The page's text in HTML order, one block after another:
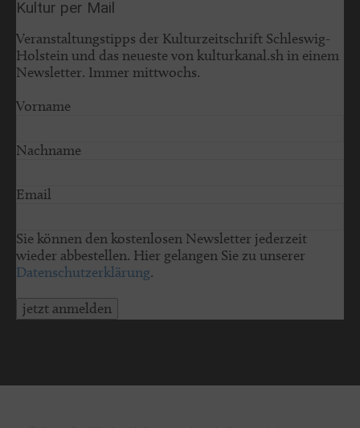
Kultur per Mail
Veranstaltungstipps der Kulturzeitschrift Schleswig-
Holstein und das neueste von kulturkanal.sh in einem
Newsletter. Immer mittwochs.
Vorname
Nachname
Email
Sie können den kostenlosen Newsletter jederzeit
wieder abbestellen. Hier gelangen Sie zu unserer
Datenschutzerklärung.
jetzt anmelden